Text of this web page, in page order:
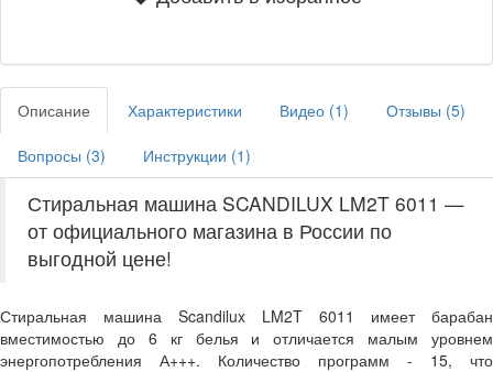
Описание Характеристики Видео (1) Отзывы (5)
Вопросы (3) Инструкции (1)
Стиральная машина SCANDILUX LM2T 6011 —
от официального магазина в России по
выгодной цене!
Стиральная машина Scandilux LM2T 6011 имеет барабан
вместимостью до 6 кг белья и отличается малым уровнем
энергопотребления А+++. Количество программ - 15, что